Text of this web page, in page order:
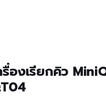
รื่องเรียกคิว